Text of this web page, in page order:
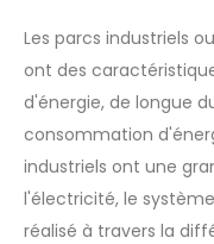
Les parcs industriels
ont des
d'énergie, de longue
consommation
industriels ont une
l'électricité, le
réalisé à travers la